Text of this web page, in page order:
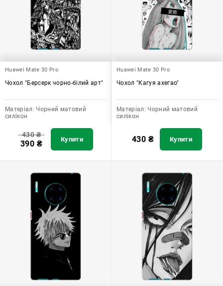
Huawei Mate 30 Pro
Чохол "Берсерк чорно-білий арт"
Матеріал: Чорний матовий
силікон
430₴
390 ₴ Купити
Huawei Mate 30 Pro
Чохол "Кагуя ахегао"
Матеріал: Чорний матовий
силікон
430 ₴ Купити